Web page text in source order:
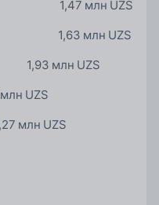
1,47 млн UZS
1,63 млн UZS
1,93 млн UZS
UZS
млн UZS